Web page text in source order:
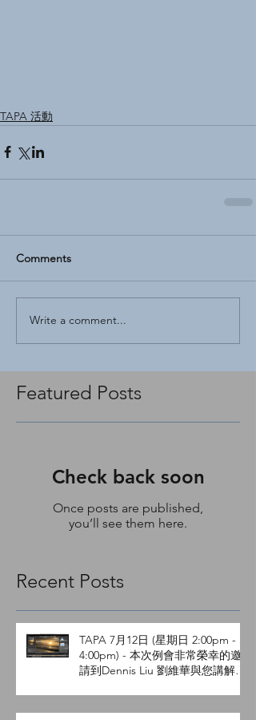
TAPA 活動
Comments
Write a comment...
Featured Posts
Check back soon
Once posts are published,
you’ll see them here.
Recent Posts
TAPA 7月12日 (星期日 2:00pm -
4:00pm) - 本次例會非常榮幸的邀
請到Dennis Liu 劉維華與您講解